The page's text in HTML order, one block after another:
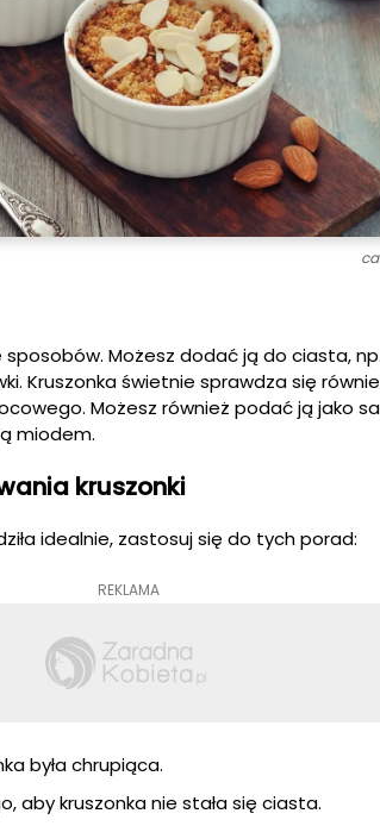
Możesz dodać ją do ciasta,
Kruszonka świetnie sprawdza się
Możesz również podać ją jako
miodem.
kruszonki
idealnie, zastosuj się do tych porad:
REKLAMA
była chrupiąca.
aby kruszonka nie stała się ciasta.